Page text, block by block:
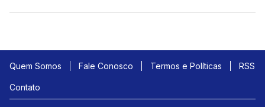
Quem Somos Fale Conosco Termos e Políticas RSS
Contato